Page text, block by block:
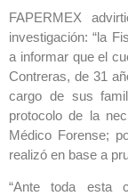
FAPERMEX
investigación: “la
a informar que el
Contreras, de 31
cargo de sus
protocolo de la
Médico Forense;
realizó en base a
“Ante toda esta